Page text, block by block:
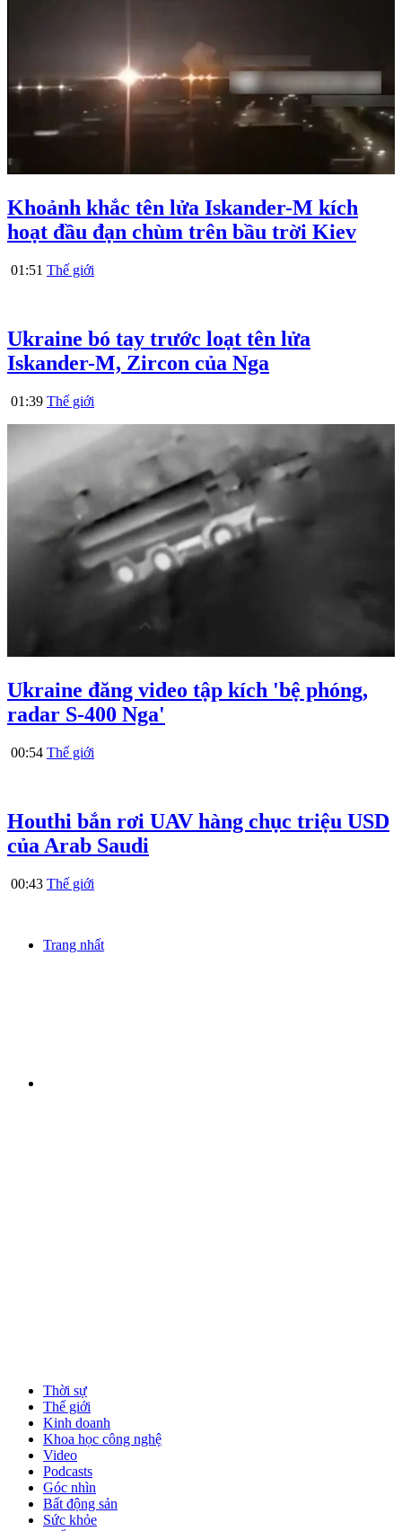
Khoảnh khắc tên lửa Iskander-M kích
hoạt đầu đạn chùm trên bầu trời Kiev
01:51 Thế giới
Ukraine bó tay trước loạt tên lửa
Iskander-M, Zircon của Nga
01:39 Thế giới
Ukraine đăng video tập kích 'bệ phóng,
radar S-400 Nga'
00:54 Thế giới
Houthi bắn rơi UAV hàng chục triệu USD
của Arab Saudi
00:43 Thế giới
Trang nhất
Thời sự
Thế giới
Kinh doanh
Khoa học công nghệ
Video
Podcasts
Góc nhìn
Bất động sản
Sức khỏe